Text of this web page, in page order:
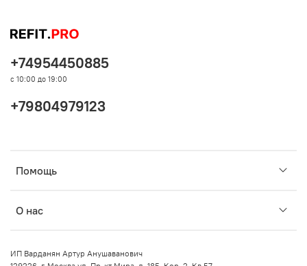
Помощь
О нас
+74954450885
с 10:00 до 19:00
+79804979123
ИП Варданян Артур Анушаванович